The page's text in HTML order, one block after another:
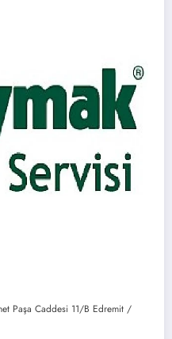
Paşa Caddesi 11/B Edremit /